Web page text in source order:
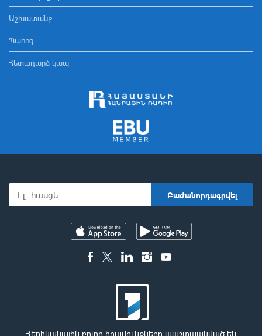
Աշխատանք
Պահոց
Հետադարձ կապ
Հեղինակային բոլոր իրավունքները պաշտպանված են